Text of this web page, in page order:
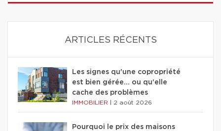
ARTICLES RÉCENTS
Les signes qu'une copropriété
est bien gérée… ou qu'elle
cache des problèmes
IMMOBILIER 2 août 2026
Pourquoi le prix des maisons